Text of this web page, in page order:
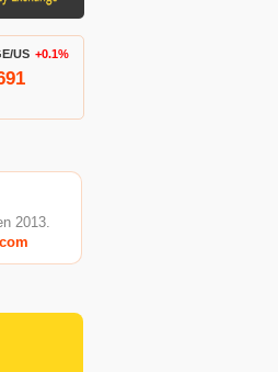
US +0.1%
2013.